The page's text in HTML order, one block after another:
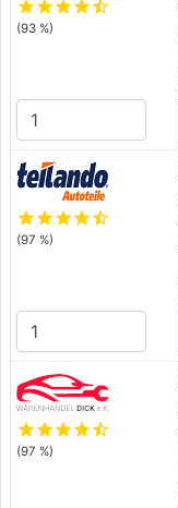
starstarstarstarstar_half
(93 %)
starstarstarstarstar_half
(97 %)
starstarstarstarstar_half
(97 %)